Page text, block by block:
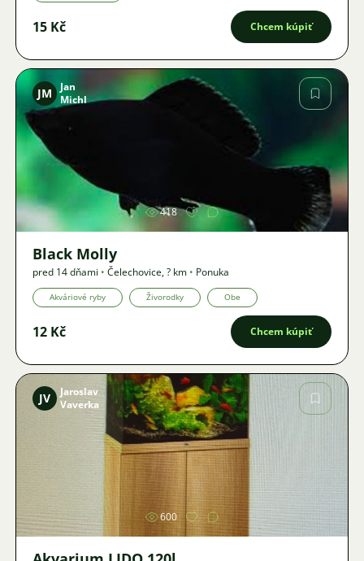
15 Kč Chcem kúpiť
JM
Jan
Michl
418
Black Molly
pred 14 dňami • Čelechovice,? km • Ponuka
Akváriové ryby Živorodky Obe
12 Kč Chcem kúpiť
Obrázok
JV
Jaroslav
Vaverka
600